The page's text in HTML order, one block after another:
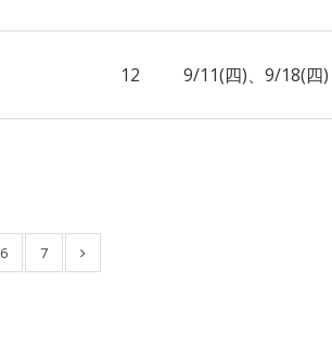
12 9/11(四)、9/18(四)
6 7